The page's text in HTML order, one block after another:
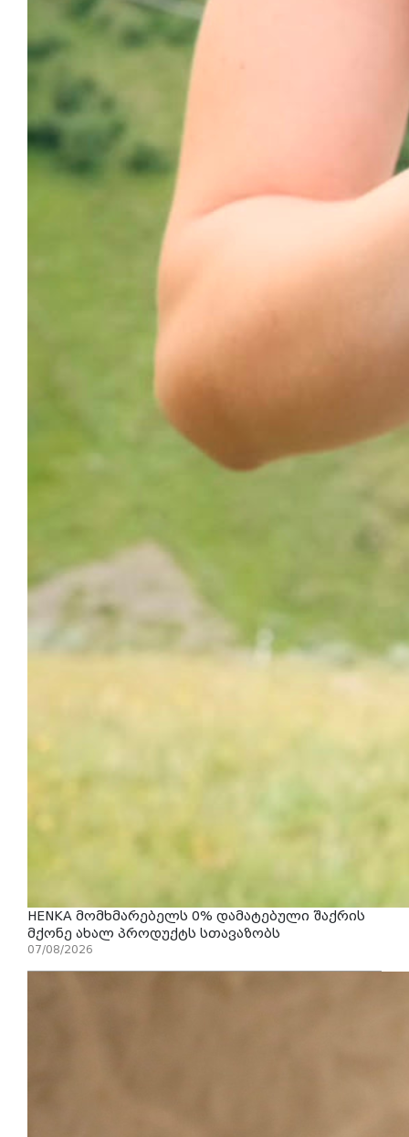
HENKA მომხმარებელს 0% დამატებული შაქრის
მქონე ახალ პროდუქტს სთავაზობს
07/08/2026